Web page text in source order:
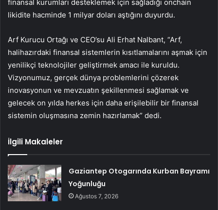
finansal kurumları desteklemek için sağladığı onchain
likidite hacminde 1 milyar doları aştığını duyurdu.
Arf Kurucu Ortağı ve CEO’su Ali Erhat Nalbant, “Arf,
halihazırdaki finansal sistemlerin kısıtlamalarını aşmak için
yenilikçi teknolojiler geliştirmek amacı ile kuruldu.
Vizyonumuz, gerçek dünya problemlerini çözerek
inovasyonun ve mevzuatın şekillenmesi sağlamak ve
gelecek on yılda herkes için daha erişilebilir bir finansal
sistemin oluşmasına zemin hazırlamak” dedi.
İlgili Makaleler
Gaziantep Otogarında Kurban Bayramı
Yoğunluğu
Ağustos 7, 2026